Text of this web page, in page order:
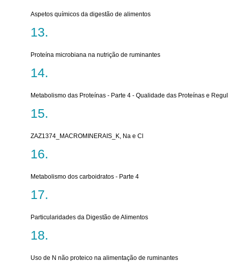
Aspetos químicos da digestão de alimentos
Proteína microbiana na nutrição de ruminantes
Metabolismo das Proteínas - Parte 4 - Qualidade das Proteínas e
ZAZ1374_MACROMINERAIS_K, Na e Cl
Metabolismo dos carboidratos - Parte 4
Particularidades da Digestão de Alimentos
Uso de N não proteico na alimentação de ruminantes